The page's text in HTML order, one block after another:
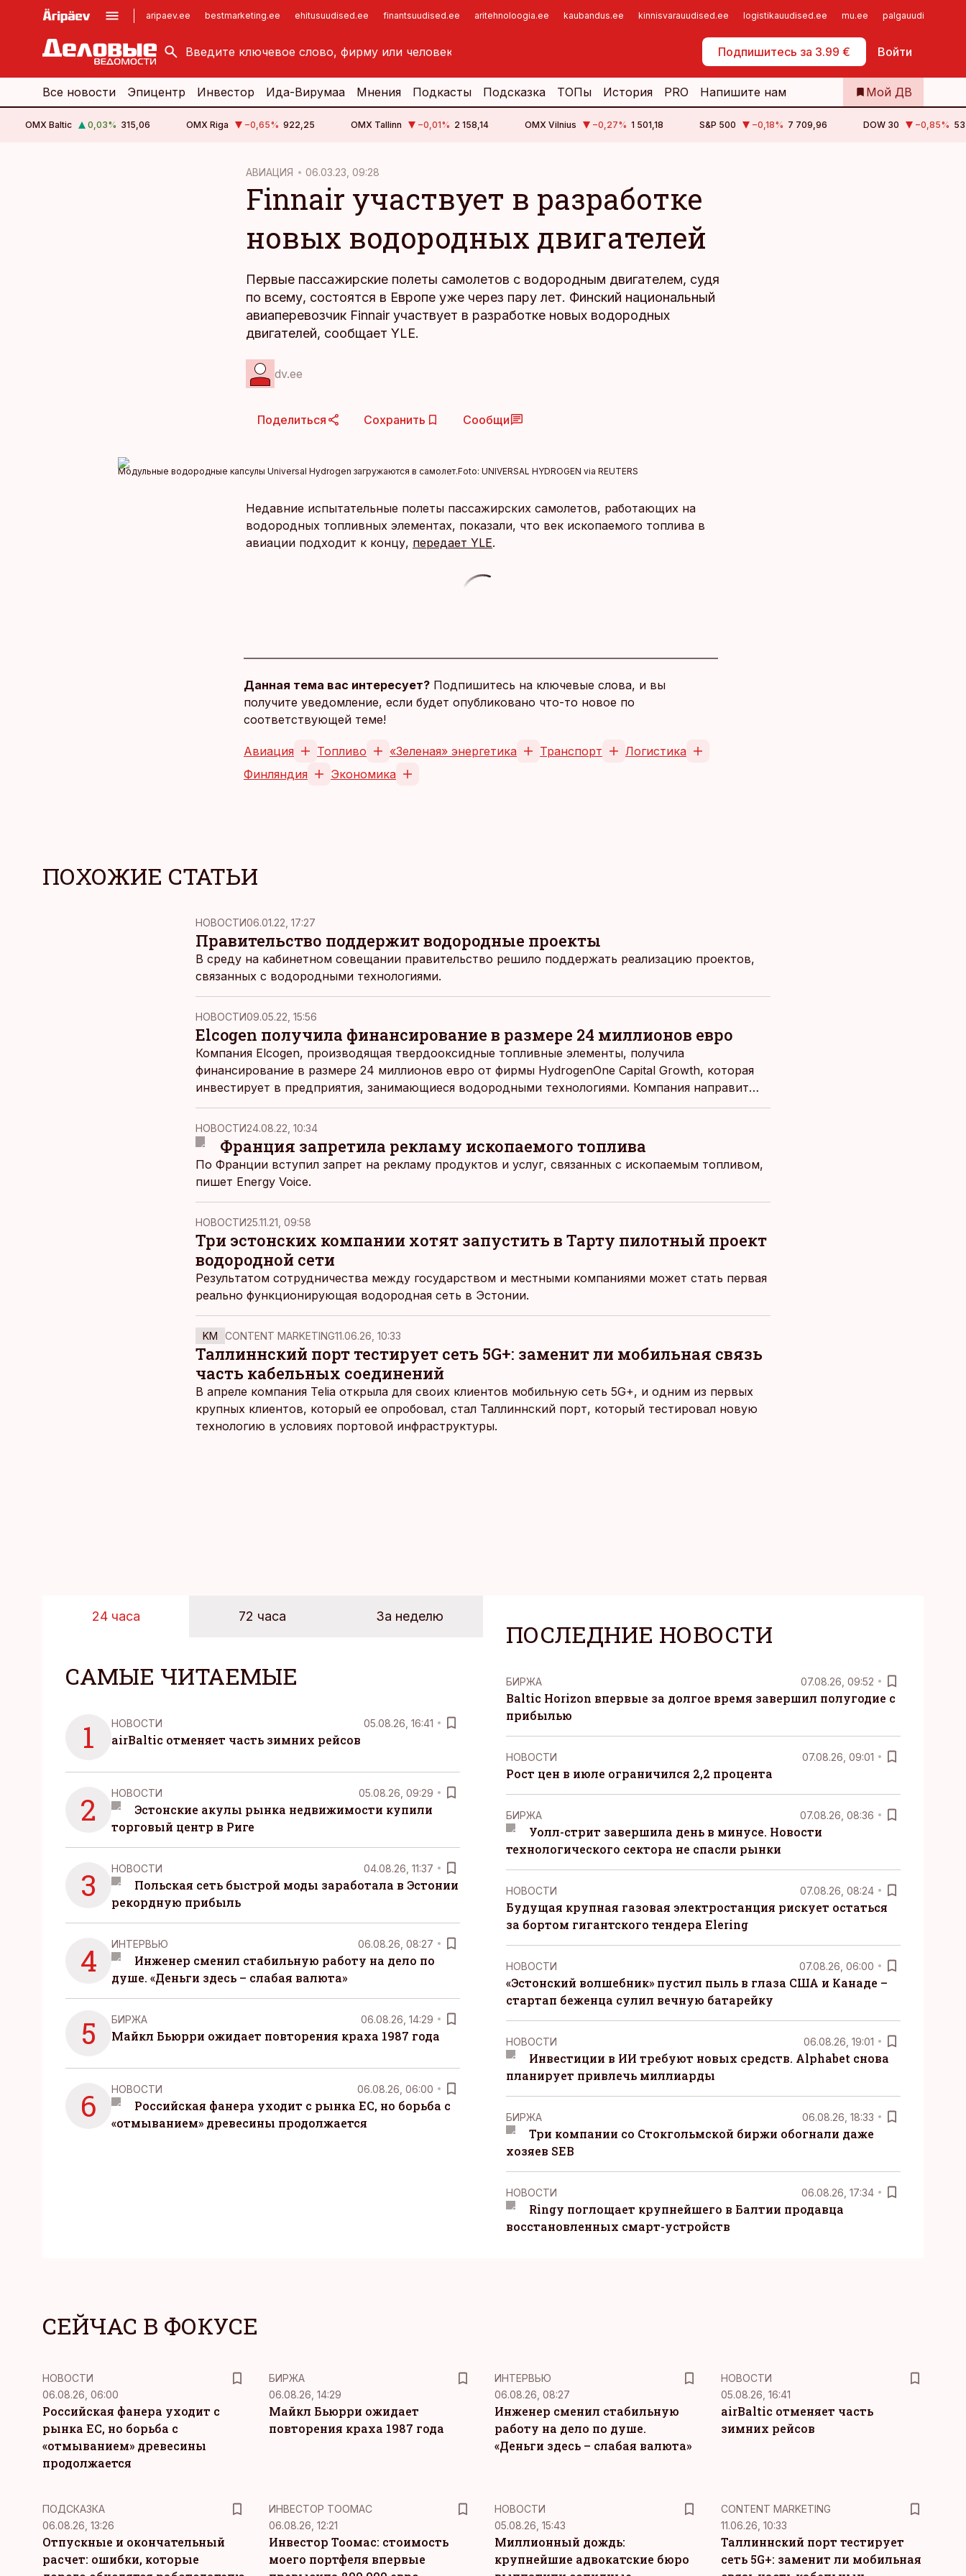
aripaev.ee bestmarketing.ee ehitusuudised.ee finantsuudised.ee aritehnoloogia.ee kaubandus.ee kinnisvarauudised.ee logistikauudised.ee mu.ee palgauudised.ee
Подпишитесь за 3.99 € Войти
kinnisvarauudised.ee
logistikauudised.ee
imelineajalugu.ee
Самообслуживание
Все новости Эпицентр Инвестор Ида-Вирумаа Мнения Подкасты Подсказка ТОПы История PRO Напишите нам Мой ДВ
OMX Baltic 0,03% 315,06 OMX Riga −0,65% 922,25 OMX Tallinn −0,01% 2 158,14 OMX Vilnius −0,27% 1 501,18 S&P 500 −0,18% 7 709,96 DOW 30 −0,85%
АВИАЦИЯ 06.03.23, 09:28
Finnair участвует в разработке
новых водородных двигателей
Первые пассажирские полеты самолетов с водородным двигателем, судя
по всему, состоятся в Европе уже через пару лет. Финский национальный
авиаперевозчик Finnair участвует в разработке новых водородных
двигателей, сообщает YLE.
dv.ee
Поделиться Сохранить Сообщи
Модульные водородные капсулы Universal Hydrogen загружаются в самолет.Foto: UNIVERSAL HYDROGEN via REUTERS
Недавние испытательные полеты пассажирских самолетов, работающих на
водородных топливных элементах, показали, что век ископаемого топлива в
авиации подходит к концу, передает YLE.
Данная тема вас интересует? Подпишитесь на ключевые слова, и вы
получите уведомление, если будет опубликовано что-то новое по
соответствующей теме!
Авиация Топливо «Зеленая» энергетика Транспорт
Логистика
Финляндия
Экономика
ПОХОЖИЕ СТАТЬИ
НОВОСТИ06.01.22, 17:27
Правительство поддержит водородные проекты
В среду на кабинетном совещании правительство решило поддержать реализацию проектов,
связанных с водородными технологиями.
НОВОСТИ09.05.22, 15:56
Elcogen получила финансирование в размере 24 миллионов евро
Компания Elcogen, производящая твердооксидные топливные элементы, получила
финансирование в размере 24 миллионов евро от фирмы HydrogenOne Capital Growth, которая
инвестирует в предприятия, занимающиеся водородными технологиями. Компания направит
полученную сумму на строительство нового завода, сообщается в пресс-релизе.
НОВОСТИ24.08.22, 10:34
Франция запретила рекламу ископаемого топлива
По Франции вступил запрет на рекламу продуктов и услуг, связанных с ископаемым топливом,
пишет Energy Voice.
НОВОСТИ25.11.21, 09:58
Три эстонских компании хотят запустить в Тарту пилотный проект
водородной сети
Результатом сотрудничества между государством и местными компаниями может стать первая
реально функционирующая водородная сеть в Эстонии.
KM CONTENT MARKETING11.06.26, 10:33
Таллиннский порт тестирует сеть 5G+: заменит ли мобильная связь
часть кабельных соединений
В апреле компания Telia открыла для своих клиентов мобильную сеть 5G+, и одним из первых
крупных клиентов, который ее опробовал, стал Таллиннский порт, который тестировал новую
технологию в условиях портовой инфраструктуры.
24 часа 72 часа За неделю
САМЫЕ ЧИТАЕМЫЕ
1 НОВОСТИ 05.08.26, 16:41
airBaltic отменяет часть зимних рейсов
2 НОВОСТИ 05.08.26, 09:29
Эстонские акулы рынка недвижимости купили
торговый центр в Риге
3 НОВОСТИ 04.08.26, 11:37
Польская сеть быстрой моды заработала в Эстонии
рекордную прибыль
4 ИНТЕРВЬЮ 06.08.26, 08:27
Инженер сменил стабильную работу на дело по
душе. «Деньги здесь – слабая валюта»
5 БИРЖА 06.08.26, 14:29
Майкл Бьюрри ожидает повторения краха 1987 года
6 НОВОСТИ 06.08.26, 06:00
Российская фанера уходит с рынка ЕС, но борьба с
«отмыванием» древесины продолжается
ПОСЛЕДНИЕ НОВОСТИ
БИРЖА 07.08.26, 09:52
Baltic Horizon впервые за долгое время завершил полугодие с
прибылью
НОВОСТИ 07.08.26, 09:01
Рост цен в июле ограничился 2,2 процента
БИРЖА 07.08.26, 08:36
Уолл-стрит завершила день в минусе. Новости
технологического сектора не спасли рынки
НОВОСТИ 07.08.26, 08:24
Будущая крупная газовая электростанция рискует остаться
за бортом гигантского тендера Elering
НОВОСТИ 07.08.26, 06:00
«Эстонский волшебник» пустил пыль в глаза США и Канаде –
стартап беженца сулил вечную батарейку
НОВОСТИ 06.08.26, 19:01
Инвестиции в ИИ требуют новых средств. Alphabet снова
планирует привлечь миллиарды
БИРЖА 06.08.26, 18:33
Три компании со Стокгольмской биржи обогнали даже
хозяев SEB
НОВОСТИ 06.08.26, 17:34
Ringy поглощает крупнейшего в Балтии продавца
восстановленных смарт-устройств
СЕЙЧАС В ФОКУСЕ
НОВОСТИ
06.08.26, 06:00
Российская фанера уходит с
рынка ЕС, но борьба с
«отмыванием» древесины
продолжается
БИРЖА
06.08.26, 14:29
Майкл Бьюрри ожидает
повторения краха 1987 года
ИНТЕРВЬЮ
06.08.26, 08:27
Инженер сменил стабильную
работу на дело по душе.
«Деньги здесь – слабая валюта»
НОВОСТИ
05.08.26, 16:41
airBaltic отменяет часть
зимних рейсов
ПОДСКАЗКА
06.08.26, 13:26
Отпускные и окончательный
расчет: ошибки, которые
ИНВЕСТОР ТООМАС
06.08.26, 12:21
Инвестор Тоомас: стоимость
моего портфеля впервые
НОВОСТИ
05.08.26, 15:43
Миллионный дождь:
крупнейшие адвокатские бюро
KM
CONTENT MARKETING
11.06.26, 10:33
Таллиннский порт тестирует
сеть 5G+: заменит ли мобильная